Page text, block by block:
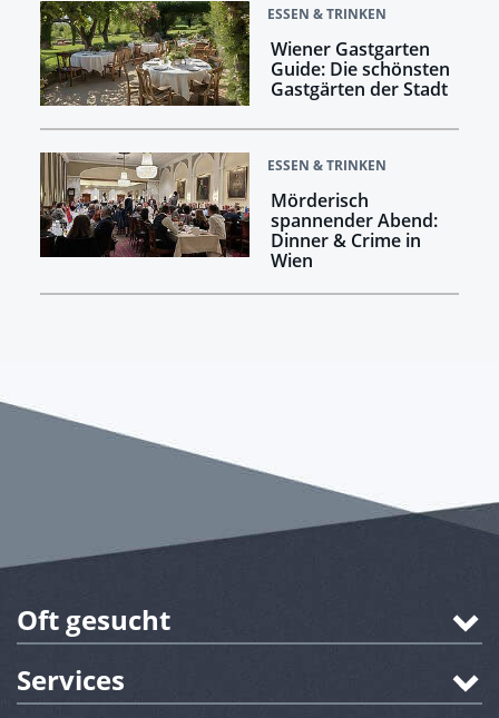
ESSEN & TRINKEN
Wiener Gastgarten
Guide: Die schönsten
Gastgärten der Stadt
ESSEN & TRINKEN
Mörderisch
spannender Abend:
Dinner & Crime in
Wien
Oft gesucht
Services